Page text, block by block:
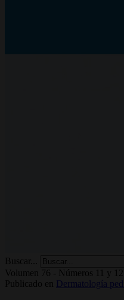
Buscar...
Volumen 76 - Números 11 y
Publicado en
Dermatología